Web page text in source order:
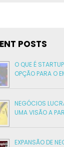
POSTS
O QUE É
OPÇÃO PARA O
NEGÓCIOS
UMA VISÃO A
EXPANSÃO DE